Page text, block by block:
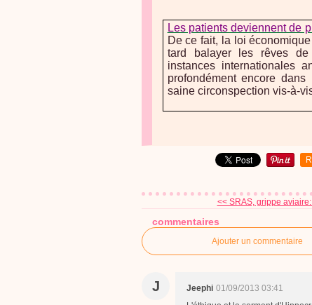
Les patients deviennent de
De ce fait, la loi
tard balayer les rêves de
instances internationales
profondément encore
saine circonspection vis-à-
<< SRAS, grippe
commentaires
Ajouter un commentaire
J Jeephi 01/09/2013 03:41